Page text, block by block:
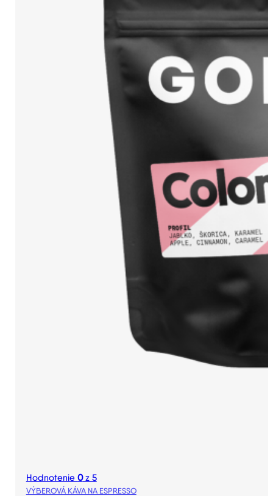
Hodnotenie 0z 5
VÝBEROVÁ KÁVA NA ESPRESSO